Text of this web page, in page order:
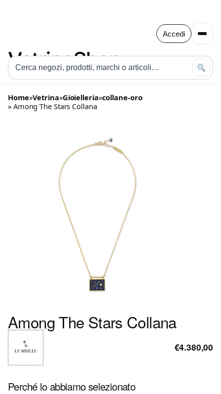
Accedi
Home»Vetrina»Gioielleria»collane-oro
» Among The Stars Collana
Among The Stars Collana
€4.380,00
Perché lo abbiamo selezionato